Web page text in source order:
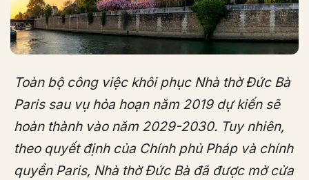
Toàn bộ công việc khôi phục Nhà thờ Đức Bà
Paris sau vụ hỏa hoạn năm 2019 dự kiến ​​sẽ
hoàn thành vào năm 2029-2030. Tuy nhiên,
theo quyết định của Chính phủ Pháp và chính
quyền Paris, Nhà thờ Đức Bà đã được mở cửa